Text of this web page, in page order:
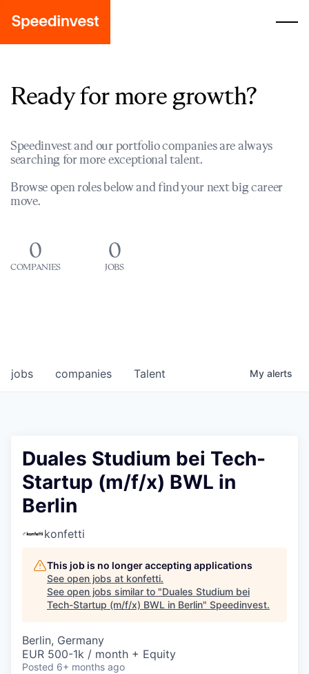
Ready for more growth?
Speedinvest and our portfolio companies are always
searching for more exceptional talent.
Browse open roles below and find your next big career
move.
0
COMPANIES
0
JOBS
jobs companies Talent My alerts
Duales Studium bei Tech-
Startup (m/f/x) BWL in
Berlin
konfetti
This job is no longer accepting applications
See open jobs at konfetti.
See open jobs similar to "Duales Studium bei
Tech-Startup (m/f/x) BWL in Berlin" Speedinvest.
Berlin, Germany
EUR 500-1k / month + Equity
Posted 6+ months ago